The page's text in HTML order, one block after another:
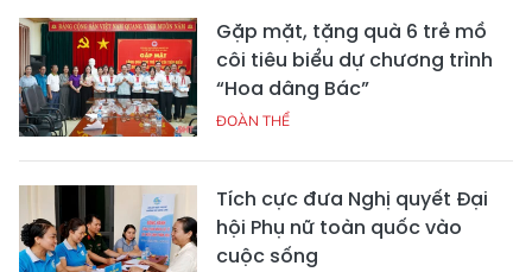
Gặp mặt, tặng quà 6 trẻ mồ
côi tiêu biểu dự chương trình
“Hoa dâng Bác”
ĐOÀN THỂ
Tích cực đưa Nghị quyết Đại
hội Phụ nữ toàn quốc vào
cuộc sống